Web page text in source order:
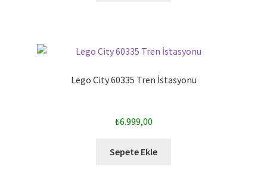
Lego City 60335 Tren İstasyonu
₺6.999,00
Sepete Ekle